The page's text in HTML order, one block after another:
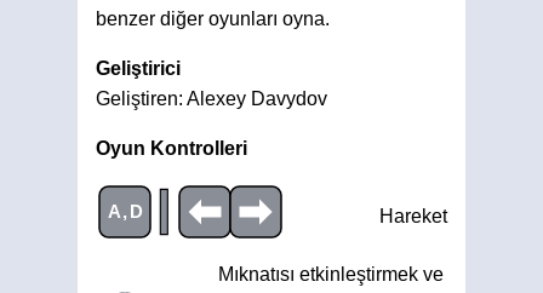
benzer diğer oyunları oyna.
Geliştirici
Geliştiren: Alexey Davydov
Oyun Kontrolleri
A,D | Hareket
Mıknatısı etkinleştirmek ve